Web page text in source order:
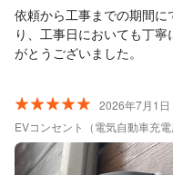
依頼から工事までの期間に
り、工事日においても丁
がとうございました。
2026年7月1日
EVコンセント（電気自動車充